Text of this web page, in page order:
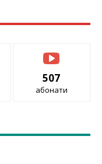
507
абонати